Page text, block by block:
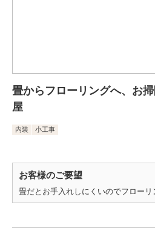
畳からフローリングへ、お
屋
内装 小工事
お客様のご要望
畳だとお手入れしにくいのでフローリ